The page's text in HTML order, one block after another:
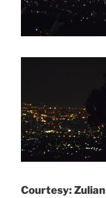
Courtesy: Zulian